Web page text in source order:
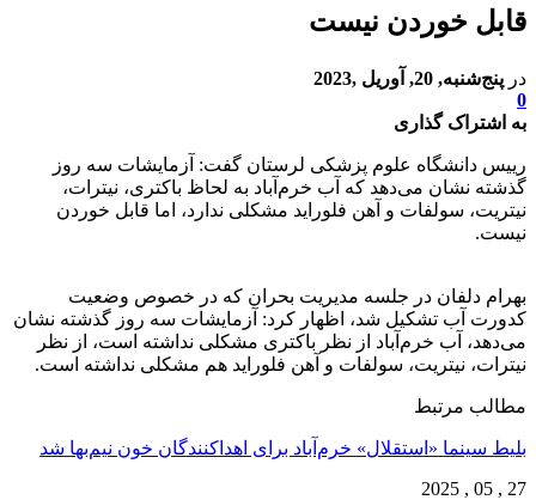
قابل خوردن نیست
در پنج‌شنبه, 20, آوریل ,2023
0
به اشتراک گذاری
رییس دانشگاه علوم پزشکی لرستان گفت: آزمایشات سه روز
گذشته نشان می‌دهد که آب خرم‌آباد به لحاظ باکتری، نیترات،
نیتریت، سولفات و آهن فلوراید مشکلی ندارد، اما قابل خوردن
نیست.
بهرام دلفان در جلسه مدیریت بحران که در خصوص وضعیت
کدورت آب تشکیل شد، اظهار کرد: آزمایشات سه روز گذشته نشان
می‌دهد، آب خرم‌‌آباد از نظر باکتری مشکلی نداشته است، از نظر
نیترات، نیتریت، سولفات و آهن فلوراید هم مشکلی نداشته است.
مطالب مرتبط
بلیط سینما «استقلال» خرم‌آباد برای اهداکنندگان خون نیم‌بها شد
27 , 05 , 2025